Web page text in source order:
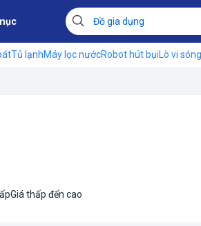
Tủ lạnhMáy lọc nướcRobot hút bụiLò vi sóng
Giá thấp đến cao